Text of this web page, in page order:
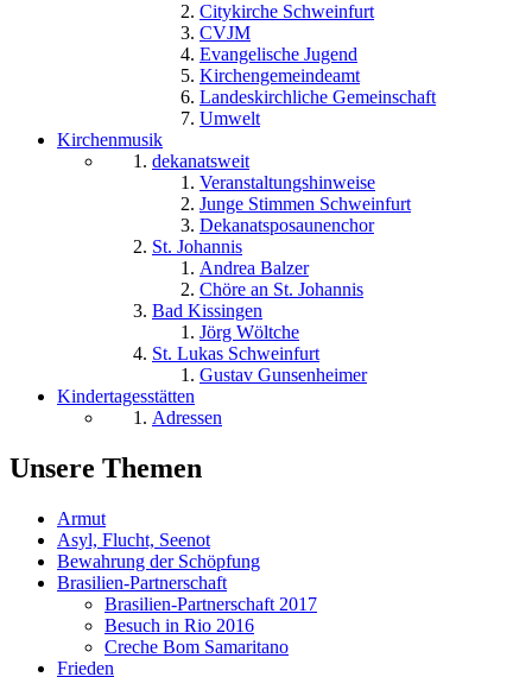
Citykirche Schweinfurt
CVJM
Evangelische Jugend
Kirchengemeindeamt
Landeskirchliche Gemeinschaft
Umwelt
Kirchenmusik
dekanatsweit
Veranstaltungshinweise
Junge Stimmen Schweinfurt
Dekanatsposaunenchor
St. Johannis
Andrea Balzer
Chöre an St. Johannis
Bad Kissingen
Jörg Wöltche
St. Lukas Schweinfurt
Gustav Gunsenheimer
Kindertagesstätten
Adressen
Unsere Themen
Armut
Asyl, Flucht, Seenot
Bewahrung der Schöpfung
Brasilien-Partnerschaft
Brasilien-Partnerschaft 2017
Besuch in Rio 2016
Creche Bom Samaritano
Frieden